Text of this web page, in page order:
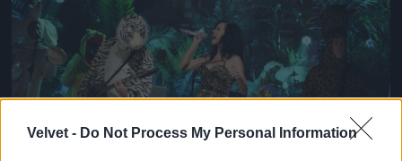
Velvet - Do Not Process My Personal Information